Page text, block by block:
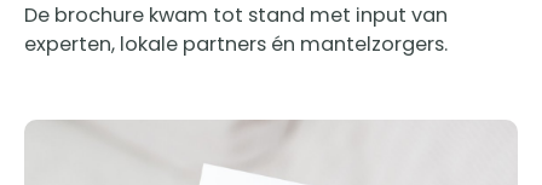
De brochure kwam tot stand met input van
experten, lokale partners én mantelzorgers.